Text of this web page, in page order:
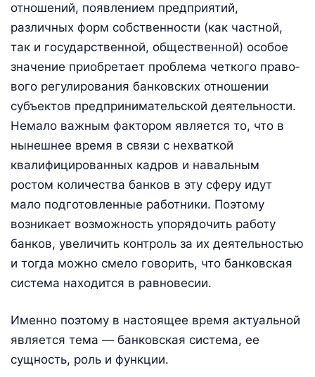
отношений, появлением предприятий,
различных форм собственности (как частной,
так и государственной, общественной) особое
зна­чение приобретает проблема четкого право­
вого регулирования банковских от­ношении
субъектов предпринимательской деятельности.
Немало важным фактором является то, что в
нынешнее время в связи с нехваткой
квалифицированных кадров и навальным
ростом количества банков в эту сферу идут
мало подготовленные работники. Поэтому
возникает возможность упорядочить работу
банков, увеличить контроль за их деятельностью
и тогда можно смело говорить, что банковская
система находится в равновесии.
Именно поэтому в настоящее время актуальной
является тема — банковская система, ее
сущность, роль и функции.